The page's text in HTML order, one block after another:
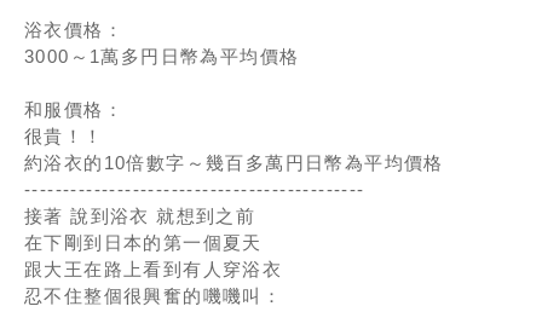
浴衣價格：
3000～1萬多円日幣為平均價格
和服價格：
很貴！！
約浴衣的10倍數字～幾百多萬円日幣為平均價格
--------------------------------------------
接著 說到浴衣 就想到之前
在下剛到日本的第一個夏天
跟大王在路上看到有人穿浴衣
忍不住整個很興奮的嘰嘰叫：